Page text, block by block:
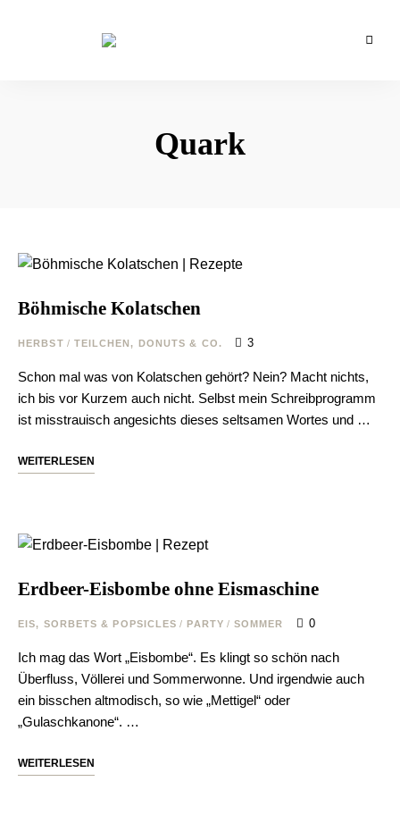
Quark
Böhmische Kolatschen
HERBST / TEILCHEN, DONUTS & CO. 3
Schon mal was von Kolatschen gehört? Nein? Macht nichts,
ich bis vor Kurzem auch nicht. Selbst mein Schreibprogramm
ist misstrauisch angesichts dieses seltsamen Wortes und …
WEITERLESEN
Erdbeer-Eisbombe ohne Eismaschine
EIS, SORBETS & POPSICLES / PARTY / SOMMER 0
Ich mag das Wort „Eisbombe“. Es klingt so schön nach
Überfluss, Völlerei und Sommerwonne. Und irgendwie auch
ein bisschen altmodisch, so wie „Mettigel“ oder
„Gulaschkanone“. …
WEITERLESEN